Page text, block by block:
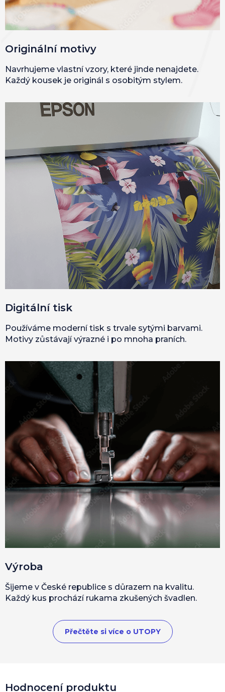
Hodnocení produktu
Originální motivy
Navrhujeme vlastní vzory, které jinde nenajdete.
Každý kousek je originál s osobitým stylem.
Digitální tisk
Používáme moderní tisk s trvale sytými barvami.
Motivy zůstávají výrazné i po mnoha praních.
Výroba
Šijeme v České republice s důrazem na kvalitu.
Každý kus prochází rukama zkušených švadlen.
Přečtěte si více o UTOPY